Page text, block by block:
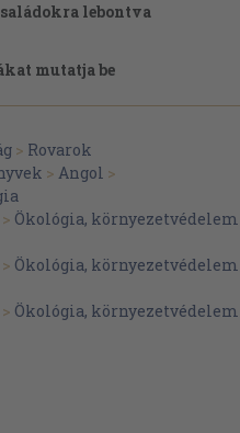
lebontva
mutatja be
> Rovarok
> Angol >
> Ökológia, környezetvédelem
> Ökológia, környezetvédelem
> Ökológia, környezetvédelem